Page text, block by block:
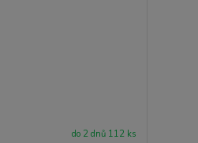
do 2 dnů 112 ks